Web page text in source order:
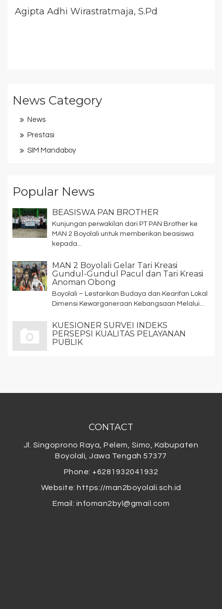
Agipta Adhi Wirastratmaja, S.Pd
News Category
News
Prestasi
SIM Mandaboy
Popular News
BEASISWA PAN BROTHER
Kunjungan perwakilan dari PT PAN Brother ke
MAN 2 Boyolali untuk memberikan beasiswa
kepada...
MAN 2 Boyolali Gelar Tari Kreasi
Gundul-Gundul Pacul dan Tari Kreasi
Anoman Obong
Boyolali – Lestarikan Budaya dan Kearifan Lokal
Dimensi Kewarganeraan Kebangsaan Melalui...
KUESIONER SURVEI INDEKS
PERSEPSI KUALITAS PELAYANAN
PUBLIK
CONTACT
Jl. Singoprono Raya, Pelem, Simo, Kabupaten
Boyolali, Jawa Tengah 57377
Phone: +6281932041932
Website: https://man2boyolali.sch.id
Email: infoman2byl@gmail.com